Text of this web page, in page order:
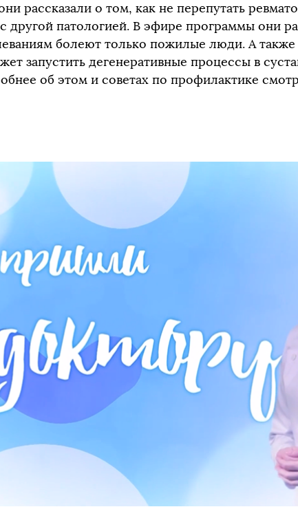
рассказали о том, как не перепутать
другой патологией. В эфире программы они
болеют только пожилые люди. А
запустить дегенеративные процессы в
об этом и советах по профилактике